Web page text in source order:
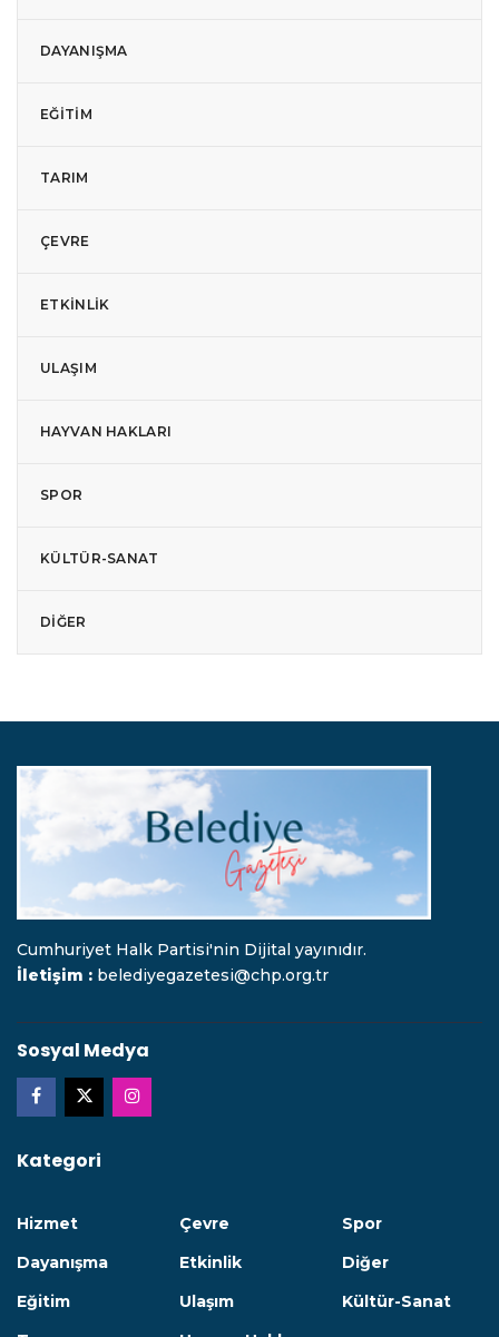
DAYANIŞMA
EĞITIM
TARIM
ÇEVRE
ETKINLIK
ULAŞIM
HAYVAN HAKLARI
SPOR
KÜLTÜR-SANAT
DIĞER
Cumhuriyet Halk Partisi'nin Dijital yayınıdır.
İletişim : belediyegazetesi@chp.org.tr
Sosyal Medya
Kategori
Hizmet
Dayanışma
Eğitim
Çevre
Etkinlik
Ulaşım
Spor
Diğer
Kültür-Sanat